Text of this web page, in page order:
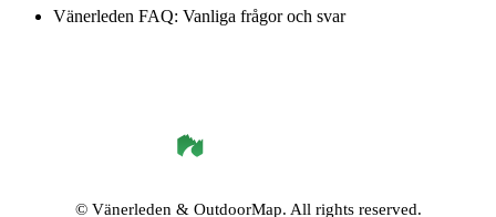
Vänerleden FAQ: Vanliga frågor och svar
© Vänerleden& OutdoorMap. All rights reserved.